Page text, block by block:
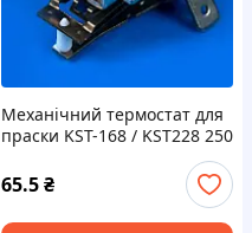
Механічний термостат для
праски KST-168 / KST228 250
65.5₴